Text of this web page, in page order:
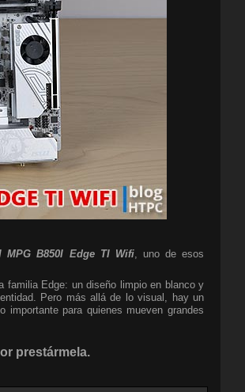
MPG B850I Edge TI Wifi, uno de esos
familia Edge: un diseño limpio en blanco y
Pero más allá de lo visual, hay un
importante para quienes mueven grandes
prestármela.